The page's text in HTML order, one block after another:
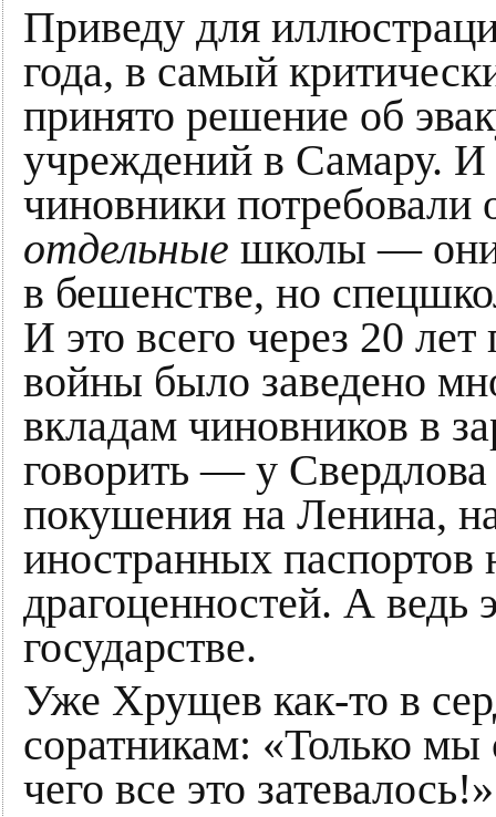
Приведу для
года, в самый
принято решение об
учреждений в Самару. И
чиновники потребовали
отдельные школы — они
в бешенстве, но
И это всего через 20
войны было заведено
вкладам чиновников в
говорить — у
покушения на Ленина,
иностранных паспортов
драгоценностей. А ведь
государстве.
Уже Хрущев как-то в
соратникам: «Только
чего все это затевалось!»